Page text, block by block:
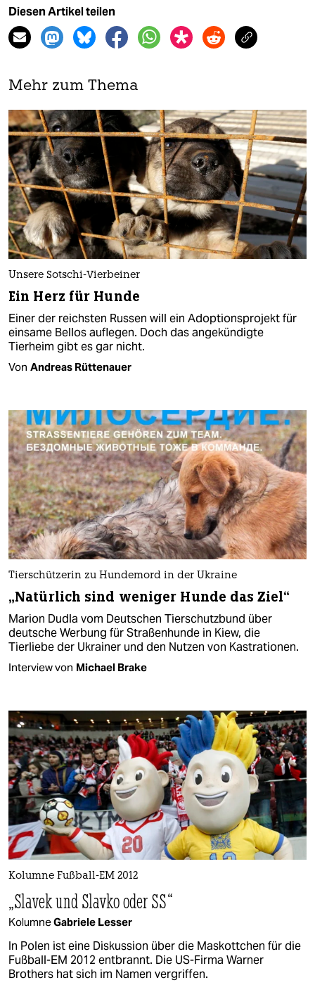
Diesen Artikel teilen
Mehr zum Thema
Unsere Sotschi-Vierbeiner
Ein Herz für Hunde
Einer der reichsten Russen will ein Adoptionsprojekt für
einsame Bellos auflegen. Doch das angekündigte
Tierheim gibt es gar nicht.
Von Andreas Rüttenauer
Tierschützerin zu Hundemord in der Ukraine
„Natürlich sind weniger Hunde das Ziel“
Marion Dudla vom Deutschen Tierschutzbund über
deutsche Werbung für Straßenhunde in Kiew, die
Tierliebe der Ukrainer und den Nutzen von Kastrationen.
Interview von Michael Brake
Kolumne Fußball-EM 2012
„Slavek und Slavko oder SS“
KolumneGabriele Lesser
In Polen ist eine Diskussion über die Maskottchen für die
Fußball-EM 2012 entbrannt. Die US-Firma Warner
Brothers hat sich im Namen vergriffen.